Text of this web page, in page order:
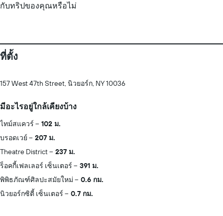
กับทริปของคุณหรือไม่
ที่ตั้ง
157 West 47th Street, นิวยอร์ก, NY 10036
มีอะไรอยู่ใกล้เคียงบ้าง
ไทม์สแควร์
102 ม.
บรอดเวย์
207 ม.
Theatre District
237 ม.
ร็อคกี้เฟลเลอร์ เซ็นเตอร์
391 ม.
พิพิธภัณฑ์ศิลปะสมัยใหม่
0.6 กม.
นิวยอร์กซิตี้ เซ็นเตอร์
0.7 กม.